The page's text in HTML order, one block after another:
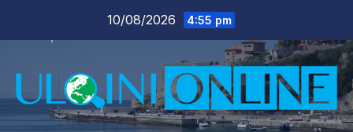
10/08/2026 4:55 pm